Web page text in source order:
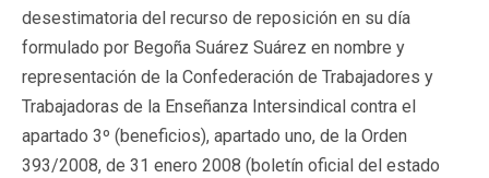
desestimatoria del recurso de reposición en su día
formulado por Begoña Suárez Suárez en nombre y
representación de la Confederación de Trabajadores y
Trabajadoras de la Enseñanza Intersindical contra el
apartado 3º (beneficios), apartado uno, de la Orden
393/2008, de 31 enero 2008 (boletín oficial del estado